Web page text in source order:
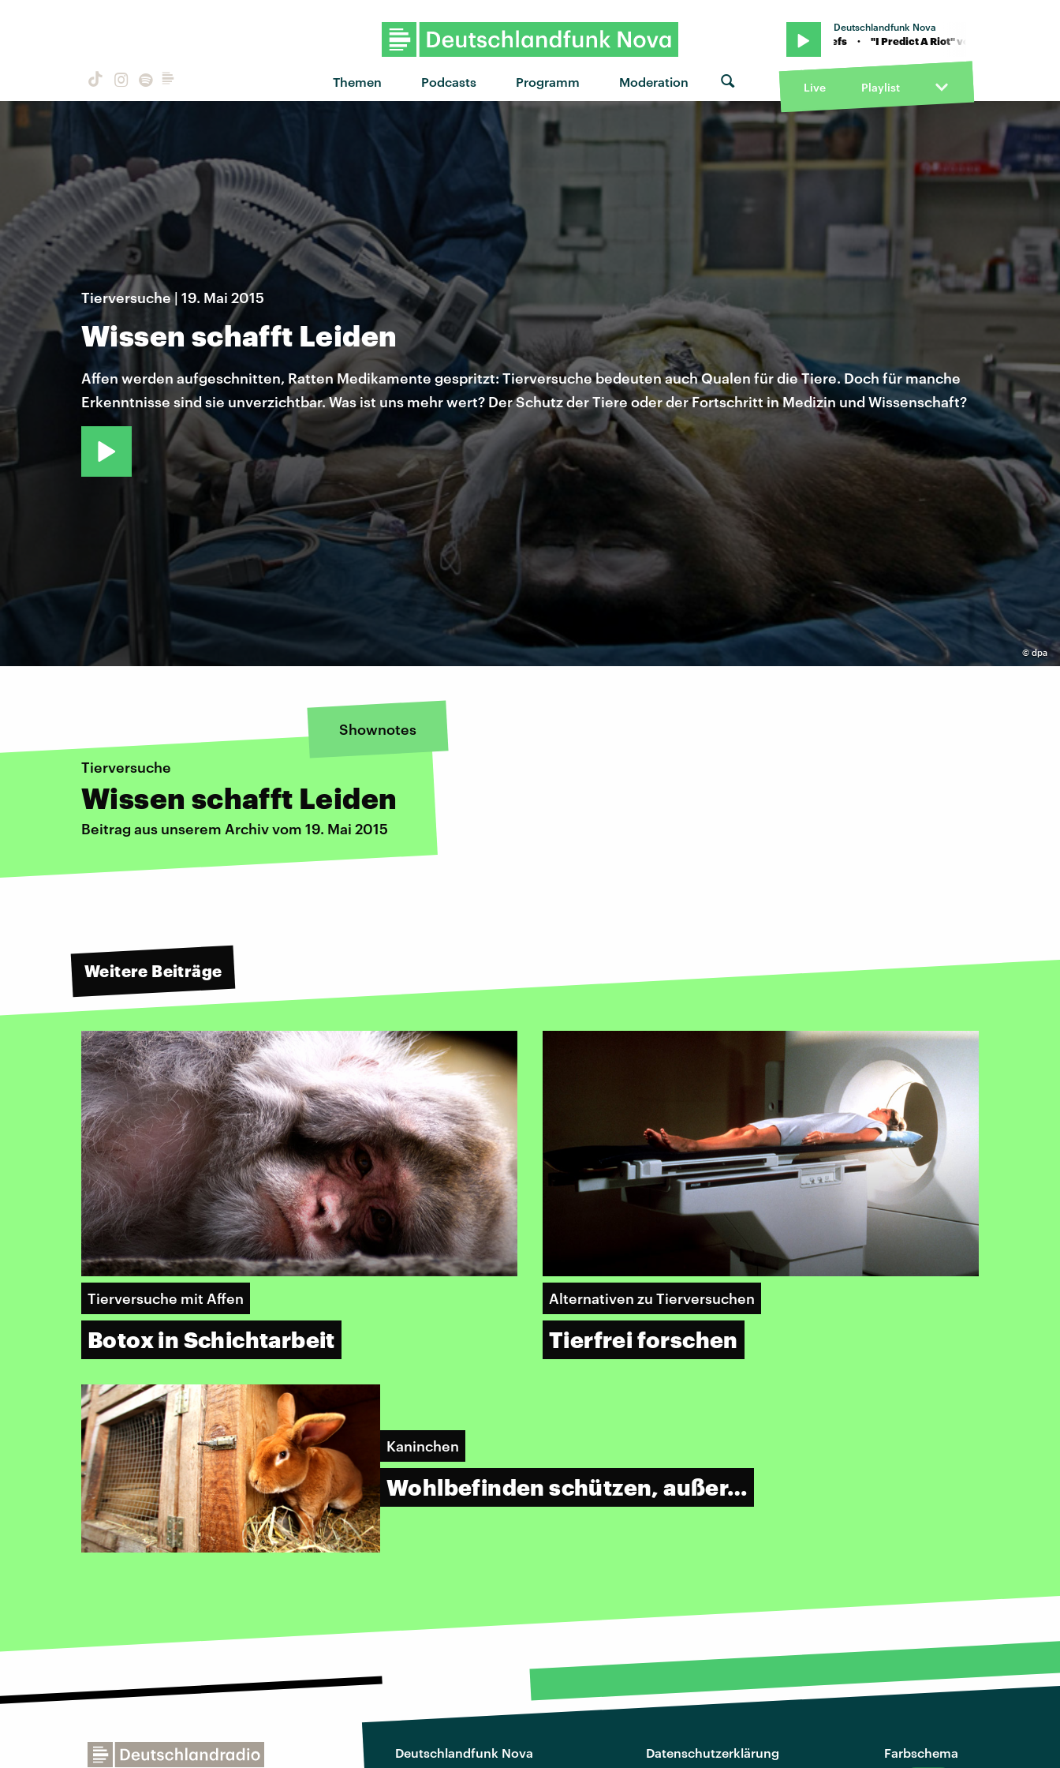
Themen Podcasts Programm Moderation
Deutschlandfunk Nova
"I Predict A Riot" von Kaiser Chiefs · "I Predict A Riot" von Kaiser Chiefs · "I Predict A
Live Playlist
©dpa
Tierversuche | 19. Mai 2015
Wissen schafft Leiden
Affen werden aufgeschnitten, Ratten Medikamente gespritzt: Tierversuche bedeuten auch Qualen für die Tiere. Doch für manche
Erkenntnisse sind sie unverzichtbar. Was ist uns mehr wert? Der Schutz der Tiere oder der Fortschritt in Medizin und Wissenschaft?
Shownotes
Tierversuche
Wissen schafft Leiden
Beitrag aus unserem Archiv vom 19. Mai 2015
Weitere Beiträge
Tierversuche mit Affen
Botox in Schichtarbeit
Alternativen zu Tierversuchen
Tierfrei forschen
Kaninchen
Wohlbefinden schützen, außer…
Deutschlandfunk Nova Datenschutzerklärung Farbschema